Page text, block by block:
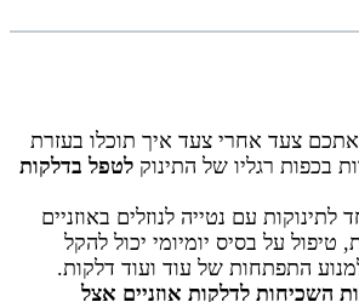
אתכם צעד אחרי צעד איך תוכלו בעזרת
בכפות רגליו של התינוק לטפל בדלקות
עם נטייה לנוזלים באוזניים
טיפול על בסיס יומיומי יכול להקל
התפתחות של עוד ועוד דלקות.
השכיחות לדלקות אוזניים אצל